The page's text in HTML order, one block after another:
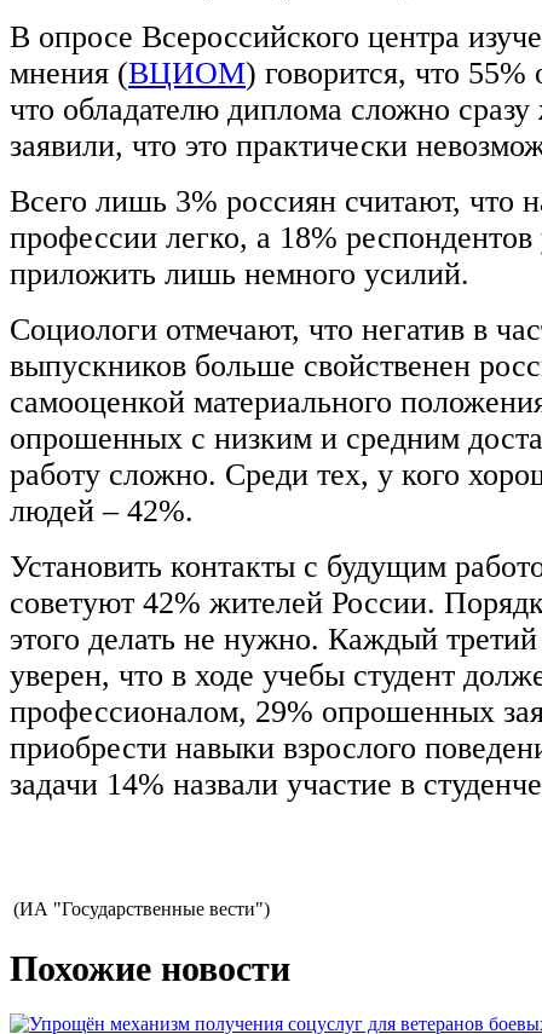
В опросе Всероссийского центра
мнения (ВЦИОМ) говорится, что
что обладателю диплома сложно
заявили, что это практически
Всего лишь 3% россиян считают, что
профессии легко, а 18%
приложить лишь немного усилий.
Социологи отмечают, что негатив в
выпускников больше свойственен
самооценкой материального
опрошенных с низким и средним
работу сложно. Среди тех, у кого
людей – 42%.
Установить контакты с будущим
советуют 42% жителей России.
этого делать не нужно. Каждый
уверен, что в ходе учебы студент
профессионалом, 29% опрошенных
приобрести навыки взрослого
задачи 14% назвали участие в
(ИА "Государственные вести")
Похожие новости